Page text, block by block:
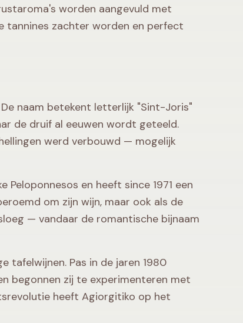
worden aangevuld met
tannines zachter worden en perfect
naam betekent letterlijk "Sint-Joris"
de druif al eeuwen wordt geteeld.
werd verbouwd — mogelijk
en heeft since 1971 een
om zijn wijn, maar ook als de
— vandaar de romantische bijnaam
tafelwijnen. Pas in de jaren 1980
begonnen zij te experimenteren met
heeft Agiorgitiko op het